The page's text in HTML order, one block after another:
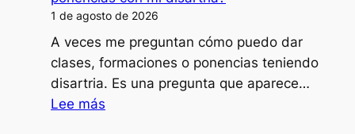
1 de agosto de 2026
A veces me preguntan cómo puedo dar
clases, formaciones o ponencias teniendo
disartria. Es una pregunta que aparece…
Lee más